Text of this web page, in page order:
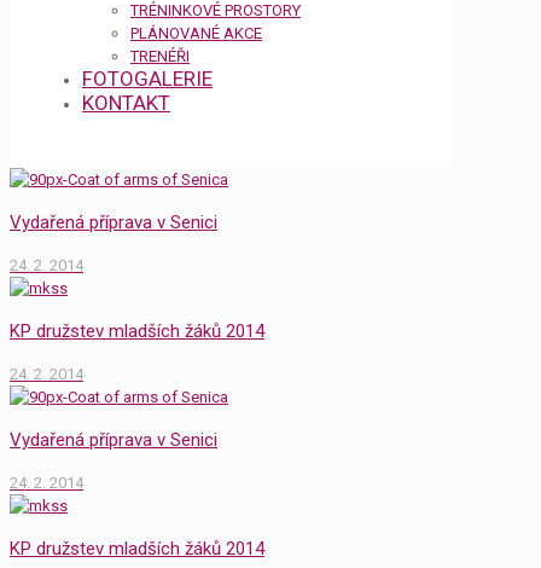
TRÉNINKOVÉ PROSTORY
PLÁNOVANÉ AKCE
TRENÉŘI
FOTOGALERIE
KONTAKT
Vydařená příprava v Senici
24. 2. 2014
KP družstev mladších žáků 2014
24. 2. 2014
Vydařená příprava v Senici
24. 2. 2014
KP družstev mladších žáků 2014